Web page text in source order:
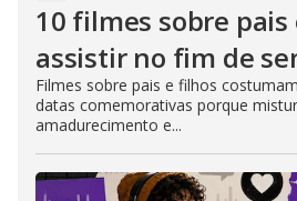
10 filmes sobre
assistir no fim de
Filmes sobre pais e filhos
datas comemorativas porque
amadurecimento e...